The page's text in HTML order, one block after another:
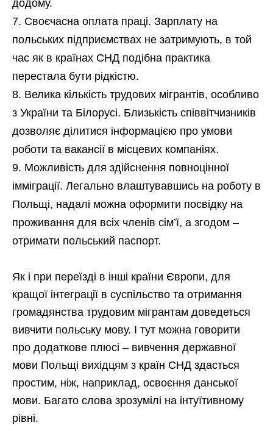
додому.
Своєчасна оплата праці. Зарплату на
польських підприємствах не затримують, в той
час як в країнах СНД подібна практика
перестала бути рідкістю.
Велика кількість трудових мігрантів, особливо
з України та Білорусі. Близькість співвітчизників
дозволяє ділитися інформацією про умови
роботи та вакансії в місцевих компаніях.
Можливість для здійснення повноцінної
імміграції. Легально влаштувавшись на роботу в
Польщі, надалі можна оформити посвідку на
проживання для всіх членів сім’ї, а згодом –
отримати польський паспорт.
Як і при переїзді в інші країни Європи, для
кращої інтеграції в суспільство та отримання
громадянства трудовим мігрантам доведеться
вивчити польську мову. І тут можна говорити
про додаткове плюсі – вивчення державної
мови Польщі вихідцям з країн СНД здасться
простим, ніж, наприклад, освоєння данської
мови. Багато слова зрозумілі на інтуїтивному
рівні.